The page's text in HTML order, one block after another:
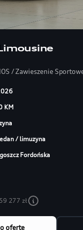
/ Zawieszenie
KM
/ limuzyna
Fordońska
277 zł
ofertę